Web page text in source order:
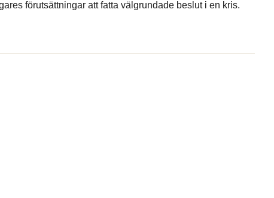
förutsättningar att fatta välgrundade beslut i en kris.